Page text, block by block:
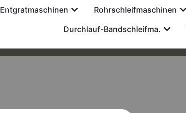
Entgratmaschinen Rohrschleifmaschinen
Durchlauf-Bandschleifma.